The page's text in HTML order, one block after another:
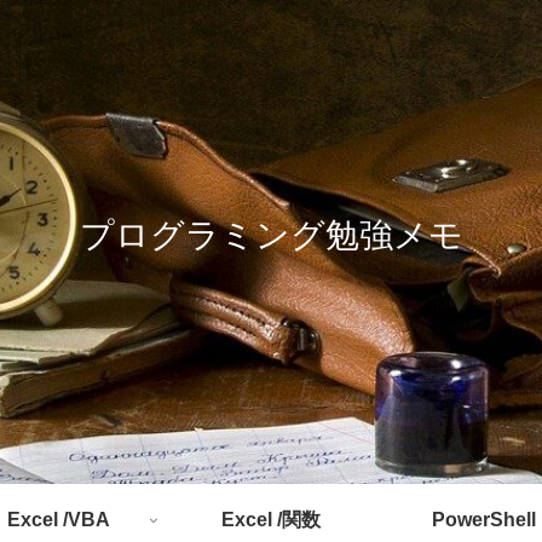
プログラミング勉強メモ
Excel /VBA Excel /関数 PowerShell